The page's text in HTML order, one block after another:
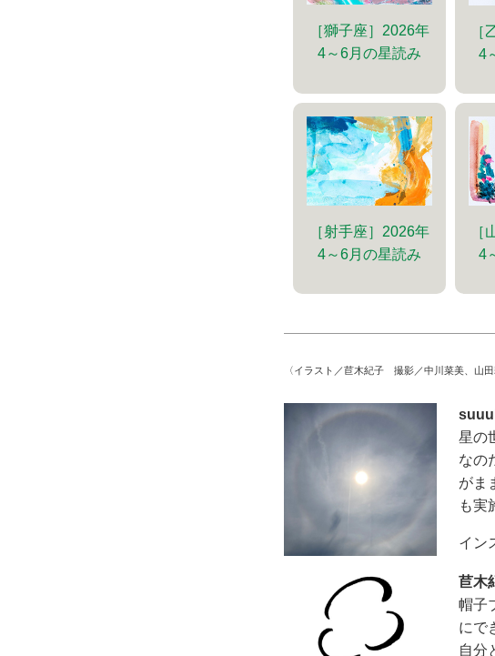
［獅子座］2026年
4～6月の星読み
［
4
［射手座］2026年
4～6月の星読み
［
4
〈イラスト／苣木紀子 撮影／中川菜美、山田
星の
なの
がま
も実
イン
苣木
帽子
にで
自分